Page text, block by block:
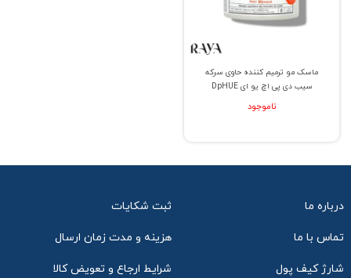
ماسک مو ترمیم کننده حاوی سرکه
سیب دی پی اچ یو ای DpHUE
ناموجود
درباره ما ثبت شکایات
تماس با ما هزینه و مدت زمان ارسال
شارژ کیف پول شرایط ارجاع و تعویض کالا